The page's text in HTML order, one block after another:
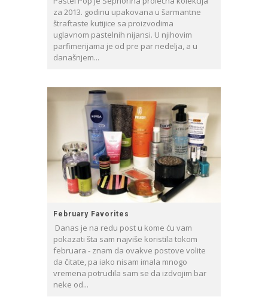
za 2013. godinu upakovana u šarmantne
štraftaste kutijice sa proizvodima
uglavnom pastelnih nijansi. U njihovim
parfimerijama je od pre par nedelja, a u
današnjem...
February Favorites
Danas je na redu post u kome ću vam
pokazati šta sam najviše koristila tokom
februara - znam da ovakve postove volite
da čitate, pa iako nisam imala mnogo
vremena potrudila sam se da izdvojim bar
neke od...